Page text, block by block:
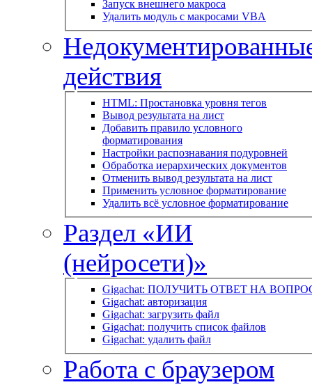
Запуск внешнего макроса
Удалить модуль с макросами VBA
действия
HTML: Простановка уровня тегов
Вывод результата на лист
Добавить правило условного
форматирования
Настройки распознавания подуровней
Обработка иерархических документов
Отменить вывод результата на лист
Применить условное форматирование
Удалить всё условное форматирование
Раздел «ИИ
(нейросети)»
Gigachat: ПОЛУЧИТЬ ОТВЕТ НА
Gigachat: авторизация
Gigachat: загрузить файл
Gigachat: получить список файлов
Gigachat: удалить файл
Работа с браузером